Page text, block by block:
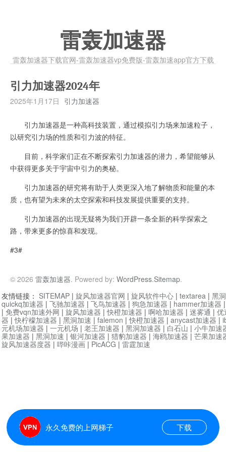
雷轰加速器
雷轰加速器下载官网-雷轰加速器vp免费版-雷轰加速app官方下载
引力加速器2024年
2025年1月17日 引力加速器
引力加速器是一种高科技装置，通过模拟引力场来加速粒子，
以研究引力场的性质和引力波的特征。
目前，科学家们正在不断探索引力加速器的潜力，希望能够从
中获得更多关于宇宙中引力的奥秘。
引力加速器的研究将有助于人类更深入地了解物质和能量的本
质，也有望为未来的太空探索和科技发展提供重要的支持。
引力加速器的出现无疑将为我们开辟一条全新的科学探索之
路，带来更多的惊喜和发现。
#3#
© 2026 雷轰加速器. Powered by: WordPress.Sitemap.
永久免费的上网梯子 下载
友情链接： SITEMAP | 旋风加速器官网 | 旋风软件中心 | textarea | 黑
quickq加速器 | 飞驰加速器 | 飞鸟加速器 | 狗急加速器 | hammer加速器
| 免费vqn加速外网 | 旋风加速器 |快橙加速器 | 啊哈加速器 | 迷雾通 | 优
器 |快柠檬加速器 | 黑洞加速 | falemon |快橙加速器 | anycast加速器 |
元机场加速器 | 一元机场 | 老王加速器 | 黑洞加速器 | 白石山 | 小牛加速
果加速器 | 黑洞加速 | 银河加速器 | 猎豹加速器 | 海鸥加速器 | 芒果加速
旋风加速器度器 | 哔咔漫画 | PicACG | 雷霆加速